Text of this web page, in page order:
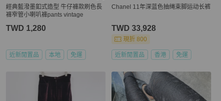
經典藍潑墨釦式造型 牛仔褲款刷色長
褲窄管小喇叭褲pants vintage
TWD 1,280
近新閒置品 本地 免運
Chanel 11年深蓝色抽绳束脚运动长裤
TWD 33,928
現折 800
近新閒置品 香港 免運